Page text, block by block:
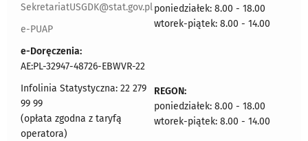
SekretariatUSGDK@stat.gov.pl
e-PUAP
e-Doręczenia:
AE:PL-32947-48726-EBWVR-22
Infolinia Statystyczna: 22 279
99 99
(opłata zgodna z taryfą
operatora)
poniedziałek: 8.00 - 18.00
wtorek-piątek: 8.00 - 14.00
REGON:
poniedziałek: 8.00 - 18.00
wtorek-piątek: 8.00 - 14.00